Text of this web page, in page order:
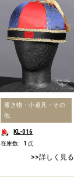
履き物・小道具・その
他
KL-016
在庫数:
1 点
詳しく見る